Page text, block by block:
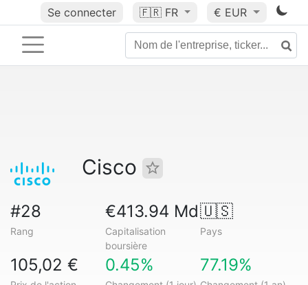
Se connecter 🇫🇷 FR € EUR
Cisco
#28
Rang
€413.94 Md
Capitalisation
boursière
🇺🇸
Pays
105,02 € 0.45% 77.19%